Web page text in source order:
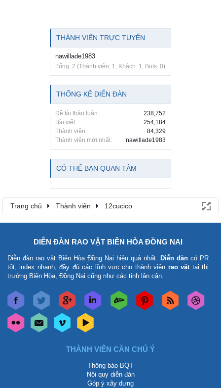
THÀNH VIÊN TRỰC TUYẾN
nawillade1983
Tổng: 2 (Thành viên: 1, Khách: 1, Bots: 0)
THỐNG KÊ DIỄN ĐÀN
Đề tài thảo luận:
238,752
Bài viết:
254,184
Thành viên:
84,329
Thành viên mới nhất:
nawillade1983
CÓ THỂ BẠN QUAN TÂM
Trang chủ Thành viên 12cucico
DIỄN ĐÀN RAO VẶT BIÊN HÒA ĐỒNG NAI
Diễn đàn rao vặt Biên Hòa Đồng Nai hiệu quả nhất. Diễn đàn có PR
tốt, index nhanh, đầy đủ các lĩnh vực cho thành viên rao vặttại thị
trường Biên Hòa, Đồng Nai cũng như các tỉnh lân cận.
THÀNH VIÊN CẦN CHÚ Ý
Thông báo BQT
Nội quy diễn đàn
Góp ý xây dựng